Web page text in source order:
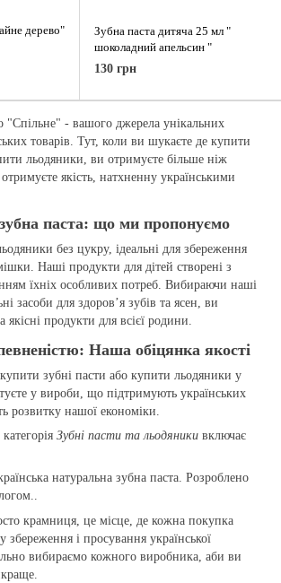
дерево"
Зубна паста дитяча 25 мл "
шоколадний апельсин "
130 грн
"Спільне" - вашого джерела унікальних
товарів. Тут, коли ви шукаєте де купити
льодяники, ви отримуєте більше ніж
якість, натхненну українськими
паста: що ми пропонуємо
без цукру, ідеальні для збереження
Наші продукти для дітей створені з
їхніх особливих потреб. Вибираючи наші
засоби для здоров’я зубів та ясен, ви
якісні продукти для всієї родини.
Наша обіцянка якості
зубні пасти або купити льодяники у
у вироби, що підтримують українських
розвитку нашої економіки.
Зубні пасти та льодяники включає
натуральна зубна паста. Розроблено
крамниця, це місце, де кожна покупка
збереження і просування української
вибираємо кожного виробника, аби ви